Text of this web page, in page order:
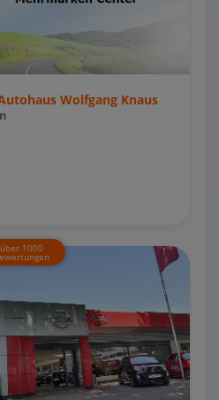
Wolfgang Knaus
über 1000